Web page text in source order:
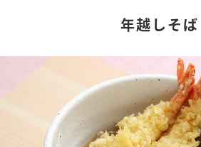
酢
新商品一覧
キャンペーン情報
年越しそば